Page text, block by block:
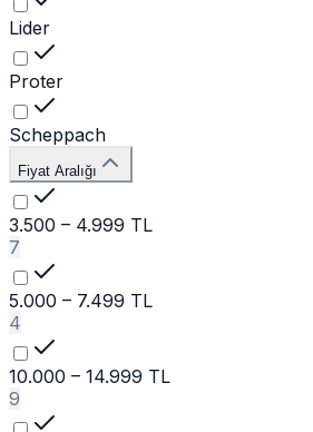
Lider
Proter
Scheppach
Fiyat Aralığı
3.500 – 4.999 TL
7
5.000 – 7.499 TL
4
10.000 – 14.999 TL
9